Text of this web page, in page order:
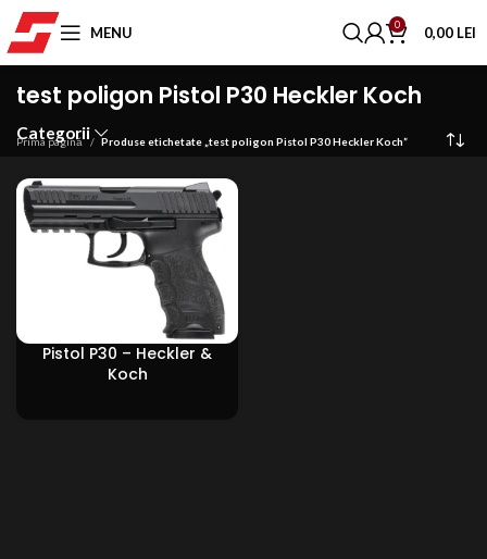
MENU 0 0,00 LEI
test poligon Pistol P30 Heckler Koch
Categorii
Prima pagină Produse etichetate „test poligon Pistol P30 Heckler Koch”
Pistol P30 – Heckler &
Koch